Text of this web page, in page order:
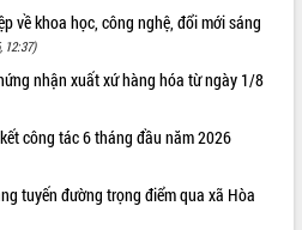
về khoa học, công nghệ, đổi mới sáng
12:37)
nhận xuất xứ hàng hóa từ ngày 1/8
công tác 6 tháng đầu năm 2026
tuyến đường trọng điểm qua xã Hòa